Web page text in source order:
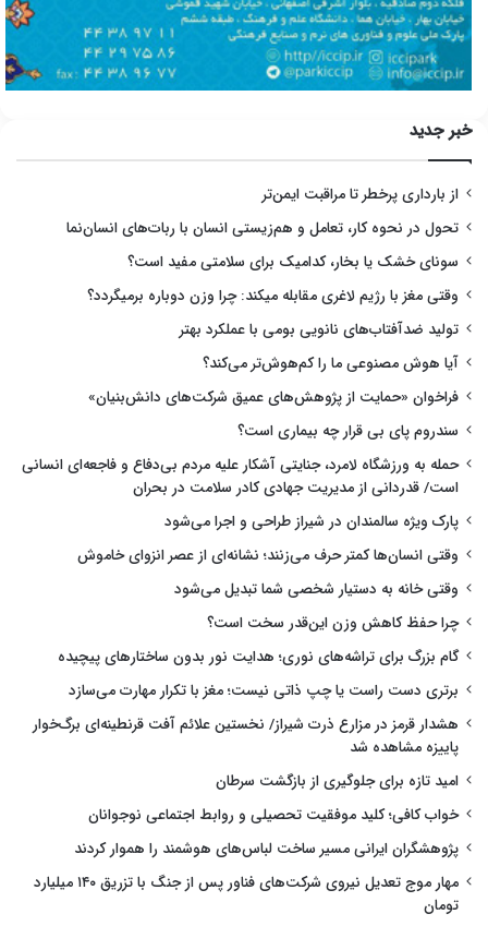
خبر جدید
از بارداری پرخطر تا مراقبت ایمن‌تر
تحول در نحوه کار، تعامل و هم‌زیستی انسان با ربات‌های انسان‌نما
سونای خشک یا بخار، کدامیک برای سلامتی مفید است؟
وقتی مغز با رژیم لاغری مقابله میکند: چرا وزن دوباره برمیگردد؟
تولید ضدآفتاب‌های نانویی بومی با عملکرد بهتر
آیا هوش مصنوعی ما را کم‌هوش‌تر می‌کند؟
فراخوان «حمایت از پژوهش‌های عمیق شرکت‌های دانش‌بنیان»
سندروم پای بی قرار چه بیماری است؟
حمله به ورزشگاه لامرد، جنایتی آشکار علیه مردم بی‌دفاع و فاجعه‌ای انسانی
است/ قدردانی از مدیریت جهادی کادر سلامت در بحران
پارک ویژه سالمندان در شیراز طراحی و اجرا می‌شود
وقتی انسان‌ها کمتر حرف می‌زنند؛ نشانه‌ای از عصر انزوای خاموش
وقتی خانه به دستیار شخصی شما تبدیل می‌شود
چرا حفظ کاهش وزن این‌قدر سخت است؟
گام بزرگ برای تراشه‌های نوری؛ هدایت نور بدون ساختارهای پیچیده
برتری دست راست یا چپ ذاتی نیست؛ مغز با تکرار مهارت می‌سازد
هشدار قرمز در مزارع ذرت شیراز/ نخستین علائم آفت قرنطینه‌ای برگ‌خوار
پاییزه مشاهده شد
امید تازه برای جلوگیری از بازگشت سرطان
خواب کافی؛ کلید موفقیت تحصیلی و روابط اجتماعی نوجوانان
پژوهشگران ایرانی مسیر ساخت لباس‌های هوشمند را هموار کردند
مهار موج تعدیل نیروی شرکت‌های فناور پس از جنگ با تزریق ۱۴۰ میلیارد
تومان